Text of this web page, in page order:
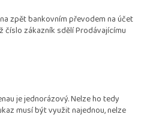
zpět bankovním převodem na účet
číslo zákazník sdělí Prodávajícímu
je jednorázový. Nelze ho tedy
musí být využit najednou, nelze